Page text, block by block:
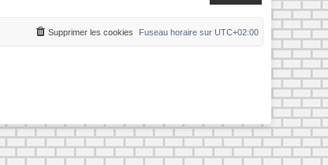
Fuseau horaire sur UTC+02:00
Supprimer les cookies